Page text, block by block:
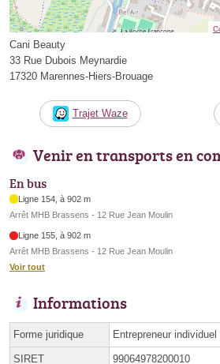
Cani Beauty
33 Rue Dubois Meynardie
17320 Marennes-Hiers-Brouage
Trajet Waze
Venir en transports en
En bus
Ligne 154, à 902 m
Arrêt MHB Brassens - 12 Rue Jean Moulin
Ligne 155, à 902 m
Arrêt MHB Brassens - 12 Rue Jean Moulin
Voir tout
Informations
Forme juridique Entrepreneur individuel
SIRET 99064978200010